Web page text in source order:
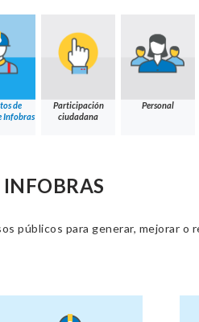
de
Infobras
Participación
ciudadana
Personal
INFOBRAS
públicos para generar, mejorar